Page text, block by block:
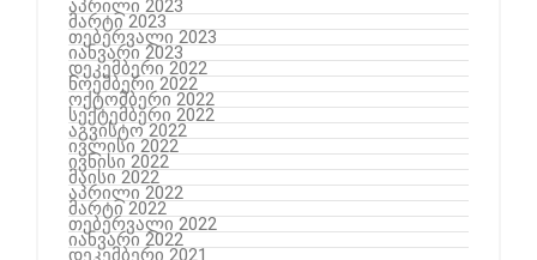
აპრილი 2023
მარტი 2023
თებერვალი 2023
იანვარი 2023
დეკემბერი 2022
ნოემბერი 2022
ოქტომბერი 2022
სექტემბერი 2022
აგვისტო 2022
ივლისი 2022
ივნისი 2022
მაისი 2022
აპრილი 2022
მარტი 2022
თებერვალი 2022
იანვარი 2022
დეკემბერი 2021